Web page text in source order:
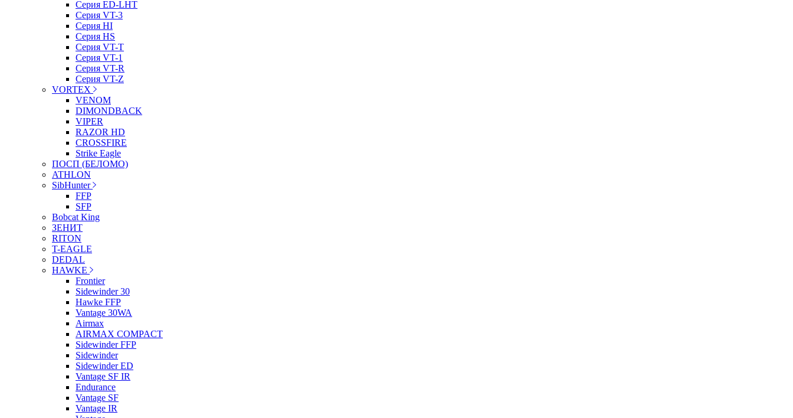
Серия ED-LHT
Серия VT-3
Серия HI
Серия HS
Серия VT-T
Серия VT-1
Серия VT-R
Серия VT-Z
VORTEX
VENOM
DIMONDBACK
VIPER
RAZOR HD
CROSSFIRE
Strike Eagle
ПОСП (БЕЛОМО)
ATHLON
SibHunter
FFP
SFP
Bobcat King
ЗЕНИТ
RITON
T-EAGLE
DEDAL
HAWKE
Frontier
Sidewinder 30
Hawke FFP
Vantage 30WA
Airmax
AIRMAX COMPACT
Sidewinder FFP
Sidewinder
Sidewinder ED
Vantage SF IR
Endurance
Vantage SF
Vantage IR